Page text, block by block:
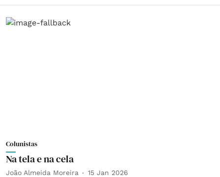
Colunistas
Na tela e na cela
João Almeida Moreira 15 Jan 2026